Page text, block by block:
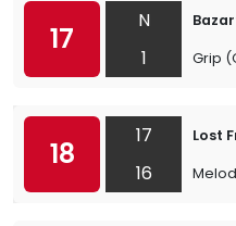
17
N
1
Grip
18
17
16
Lost